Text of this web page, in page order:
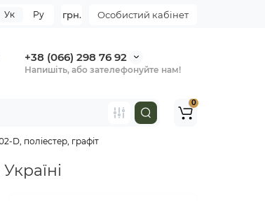
Особистий кабінет
грн.
Ук Ру
+38 (066) 298 76 92
Напишіть, або зателефонуйте нам!
0
D, поліестер, графіт